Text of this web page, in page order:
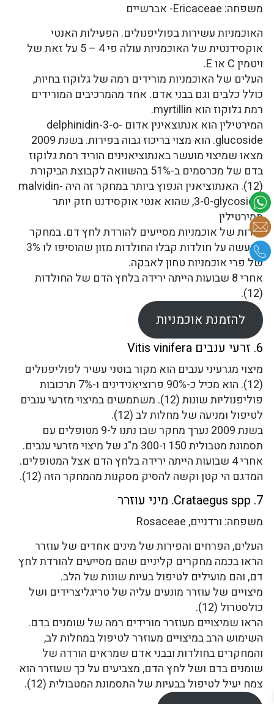
משפחה: Ericaceae- אברשיים
האוכמניות עשירות בפוליפנולים. הפעילות האנטי
אוקסידנטית של האוכמניות עולה פי 4 – 5 על זאת של
ויטמין C או E.
העלים של האוכמניות מורידים רמה של גלוקוז בחיות,
כולל כלבים וגם בבני אדם. אחד מהמרכיבים המורידים
רמת גלוקוז הוא myrtillin.
המירטילין הוא אנתוצאינין אדום delphinidin-3-o-
glucoside. הוא מצוי בריכוז גבוה בפירות. בשנת 2009
מצאו שמיצוי מועשר באנתוציאנינים הוריד רמת גלוקוז
בדם של מכרסמים ב-51% בהשוואה לקבוצת הביקורת
(12). האנתוציאנין הנפוץ ביותר במחקר זה היה malvidin-
3-0-glycosidw, שהוא אנטי אוקסידנט חזק יותר
ממירטילין
פירות של אוכמניות מסייעים להורדת לחץ דם. במחקר
שנעשה על חולדות קבלו החולדות מזון שהוסיפו לו 3%
של פרי אוכמניות טחון לאבקה.
אחרי 8 שבועות הייתה ירידה בלחץ הדם של החולדות
(12).
להזמנת אוכמניות
6. זרעי ענבים Vitis vinifera
מיצוי מגרעיני ענבים הוא מקור בוטני עשיר לפוליפנולים
(12). הוא מכיל כ-90% פרוציאנידינים ו-7% תרכובות
פוליפנוליות שונות (12). משתמשים במיצוי מזרעי ענבים
לטיפול ומניעה של מחלות לב (12).
בשנת 2009 נערך מחקר שבו נתנו ל-9 מטופלים עם
תסמונת מטבולית 150 ו-300 מ"ג של מיצוי מזרעי ענבים.
אחרי 4 שבועות הייתה ירידה בלחץ הדם אצל המטופלים.
המדגם הי קטן וקשה להסיק מסקנות מהמחקר הזה (12).
7. Crataegus spp. מיני עוזרר
משפחה: ורדניים, Rosaceae
העלים, הפרחים והפירות של מינים אחדים של עוזרר
הראו בכמה מחקרים קליניים שהם מסייעים להורדת לחץ
דם, והם מועילים לטיפול בעיות שונות של הלב.
מיצויים של עוזרר מונעים עליה של טריגליצרידים ושל
כולסטרול (12).
הראו שמיצויים מעוזרר מורידים רמה של שומנים בדם.
השימוש הרב במיצויים מעוזרר לטיפול במחלות לב,
והמחקרים בחולדות ובבני אדם שמראים הורדה של
שומנים בדם ושל לחץ הדם, מצביעים על כך שעוזרר הוא
צמח יעיל לטיפול בבעיות של התסמונת המטבולית (12).